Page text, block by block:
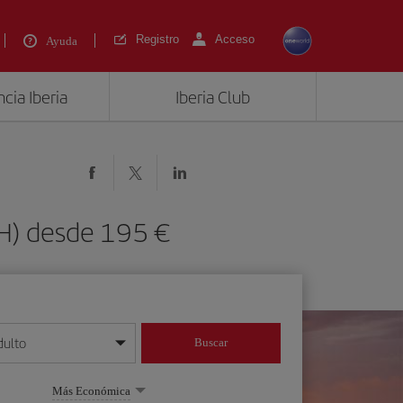
Ayuda Registro Acceso
Iberia Iberia Club
desde 195 €
mes/año
Buscar
Más Económica